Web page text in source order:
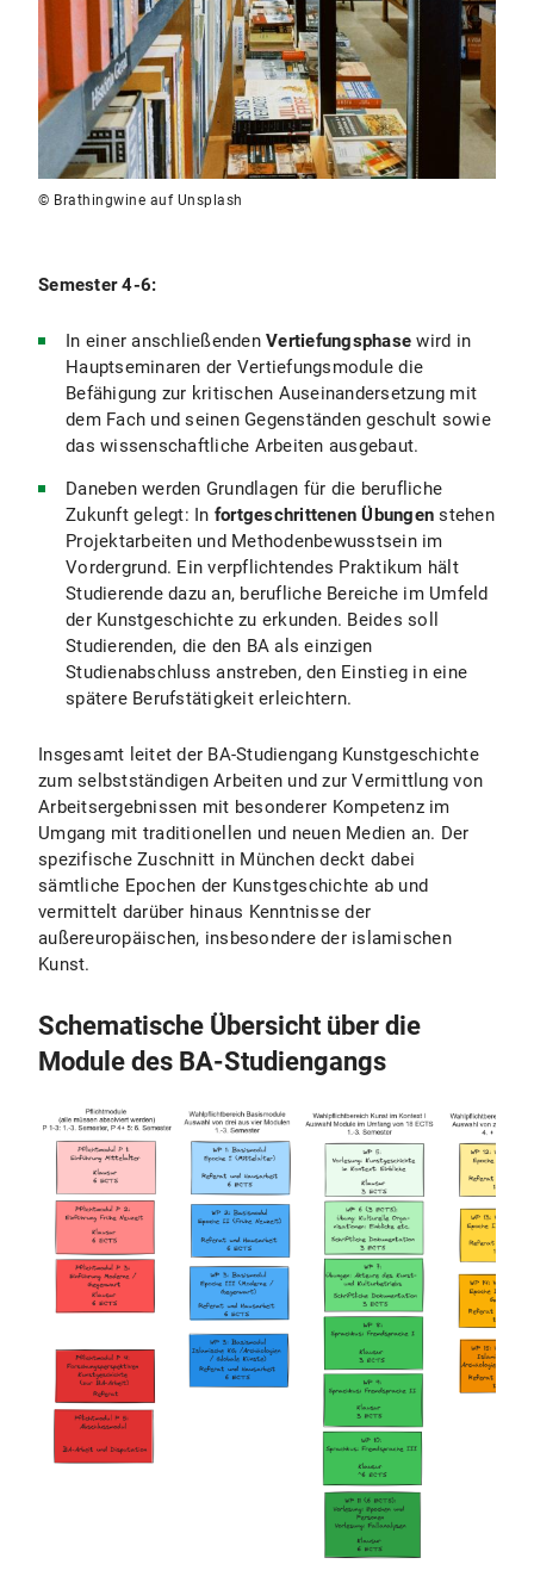
© Brathingwine auf Unsplash
Semester 4-6:
In einer anschließenden Vertiefungsphasewird in
Hauptseminaren der Vertiefungsmodule die
Befähigung zur kritischen Auseinandersetzung mit
dem Fach und seinen Gegenständen geschult sowie
das wissenschaftliche Arbeiten ausgebaut.
Daneben werden Grundlagen für die berufliche
Zukunft gelegt: In fortgeschrittenen Übungenstehen
Projektarbeiten und Methodenbewusstsein im
Vordergrund. Ein verpflichtendes Praktikum hält
Studierende dazu an, berufliche Bereiche im Umfeld
der Kunstgeschichte zu erkunden. Beides soll
Studierenden, die den BA als einzigen
Studienabschluss anstreben, den Einstieg in eine
spätere Berufstätigkeit erleichtern.
Insgesamt leitet der BA-Studiengang Kunstgeschichte
zum selbstständigen Arbeiten und zur Vermittlung von
Arbeitsergebnissen mit besonderer Kompetenz im
Umgang mit traditionellen und neuen Medien an. Der
spezifische Zuschnitt in München deckt dabei
sämtliche Epochen der Kunstgeschichte ab und
vermittelt darüber hinaus Kenntnisse der
außereuropäischen, insbesondere der islamischen
Kunst.
Schematische Übersicht über die
Module des BA-Studiengangs